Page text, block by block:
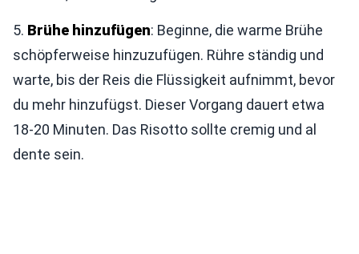
5. Brühe hinzufügen: Beginne, die warme Brühe
schöpferweise hinzuzufügen. Rühre ständig und
warte, bis der Reis die Flüssigkeit aufnimmt, bevor
du mehr hinzufügst. Dieser Vorgang dauert etwa
18-20 Minuten. Das Risotto sollte cremig und al
dente sein.